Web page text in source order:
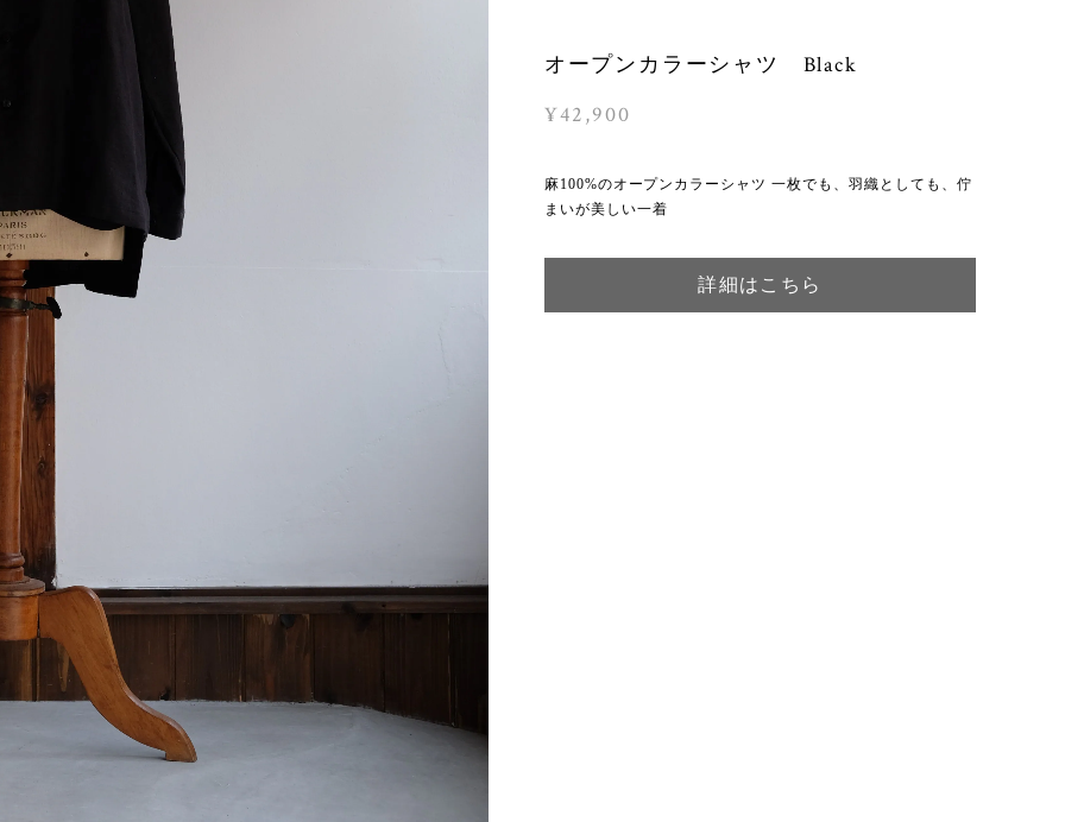
オープンカラーシャツ Black
¥42,900
麻100%のオープンカラーシャツ 一枚でも、羽織としても、佇
まいが美しい一着
詳細はこちら